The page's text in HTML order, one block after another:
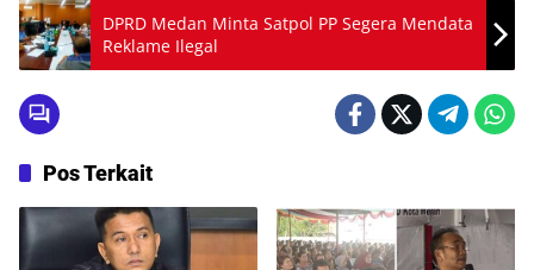
DPRD Medan Minta Satpol PP Segera Mendata
Reklame Ilegal
Pos Terkait